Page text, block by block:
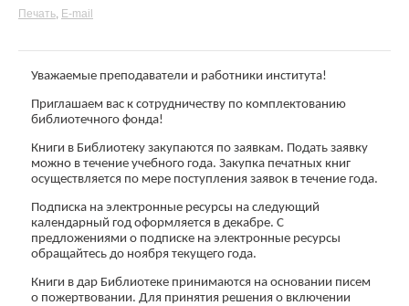
Печать, E-mail
Уважаемые преподаватели и работники института!
Приглашаем вас к сотрудничеству по комплектованию
библиотечного фонда!
Книги в Библиотеку закупаются по заявкам. Подать заявку
можно в течение учебного года. Закупка печатных книг
осуществляется по мере поступления заявок в течение года.
Подписка на электронные ресурсы на следующий
календарный год оформляется в декабре. С
предложениями о подписке на электронные ресурсы
обращайтесь до ноября текущего года.
Книги в дар Библиотеке принимаются на основании писем
о пожертвовании. Для принятия решения о включении